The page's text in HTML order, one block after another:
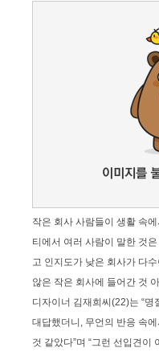
작은 회사 사람들이 생활 속
티에서 여러 사람이 말한 것
고 인지도가 낮은 회사가 다
않은 작은 회사에 들어간 것
디자이너 김재희씨(22)는 “
대답했더니, 무언의 반응 속
것 같았다”며 “그런 선입견이